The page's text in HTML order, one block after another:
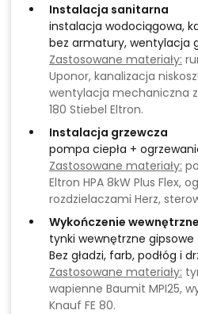
Instalacja sanitarna
instalacja wodociągowa,
bez armatury, wentylacja
Zastosowane materiały:
Uponor, kanalizacja
wentylacja mechaniczna z
180 Stiebel Eltron.
Instalacja grzewcza
pompa ciepła +
Zastosowane materiały:
Eltron HPA 8kW Plus Flex,
rozdzielaczami Herz,
Wykończenie wewnętrzne
tynki wewnętrzne
Bez gładzi, farb, podłóg i
Zastosowane materiały:
wapienne Baumit MPI25,
Knauf FE 80.